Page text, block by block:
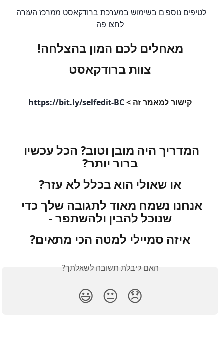
לטיפים נוספים בשימוש במערכת ברודקאסט ממרכז העזרה
לחצו פה
מאחלים לכם המון בהצלחה!
צוות ברודקאסט
קישור למאמר זה > https://bit.ly/selfedit-BC
המדריך היה מובן וטוב? הכל עכשיו
ברור יותר?
או שאולי הוא בכלל לא עזר?
אנחנו נשמח מאוד לתגובה שלך כדי
שנוכל להבין ולהשתפר -
איזה סמיילי למטה הכי מתאים?
האם קיבלת תשובה לשאלתך?
😞
😐
😃